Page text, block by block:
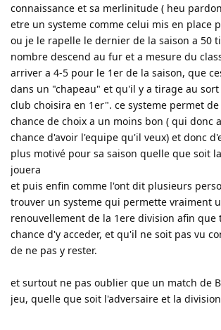
connaissance et sa merlinitude ( heu
etre un systeme comme celui mis en place
ou je le rapelle le dernier de la saison a 50
nombre descend au fur et a mesure du
arriver a 4-5 pour le 1er de la saison, que
dans un "chapeau" et qu'il y a tirage au
club choisira en 1er". ce systeme permet
chance de choix a un moins bon ( qui donc
chance d'avoir l'equipe qu'il veux) et donc
plus motivé pour sa saison quelle que soit
jouera
et puis enfin comme l'ont dit plusieurs
trouver un systeme qui permette vraiment
renouvellement de la 1ere division afin que
chance d'y acceder, et qu'il ne soit pas vu
de ne pas y rester.
et surtout ne pas oublier que un match de
jeu, quelle que soit l'adversaire et la